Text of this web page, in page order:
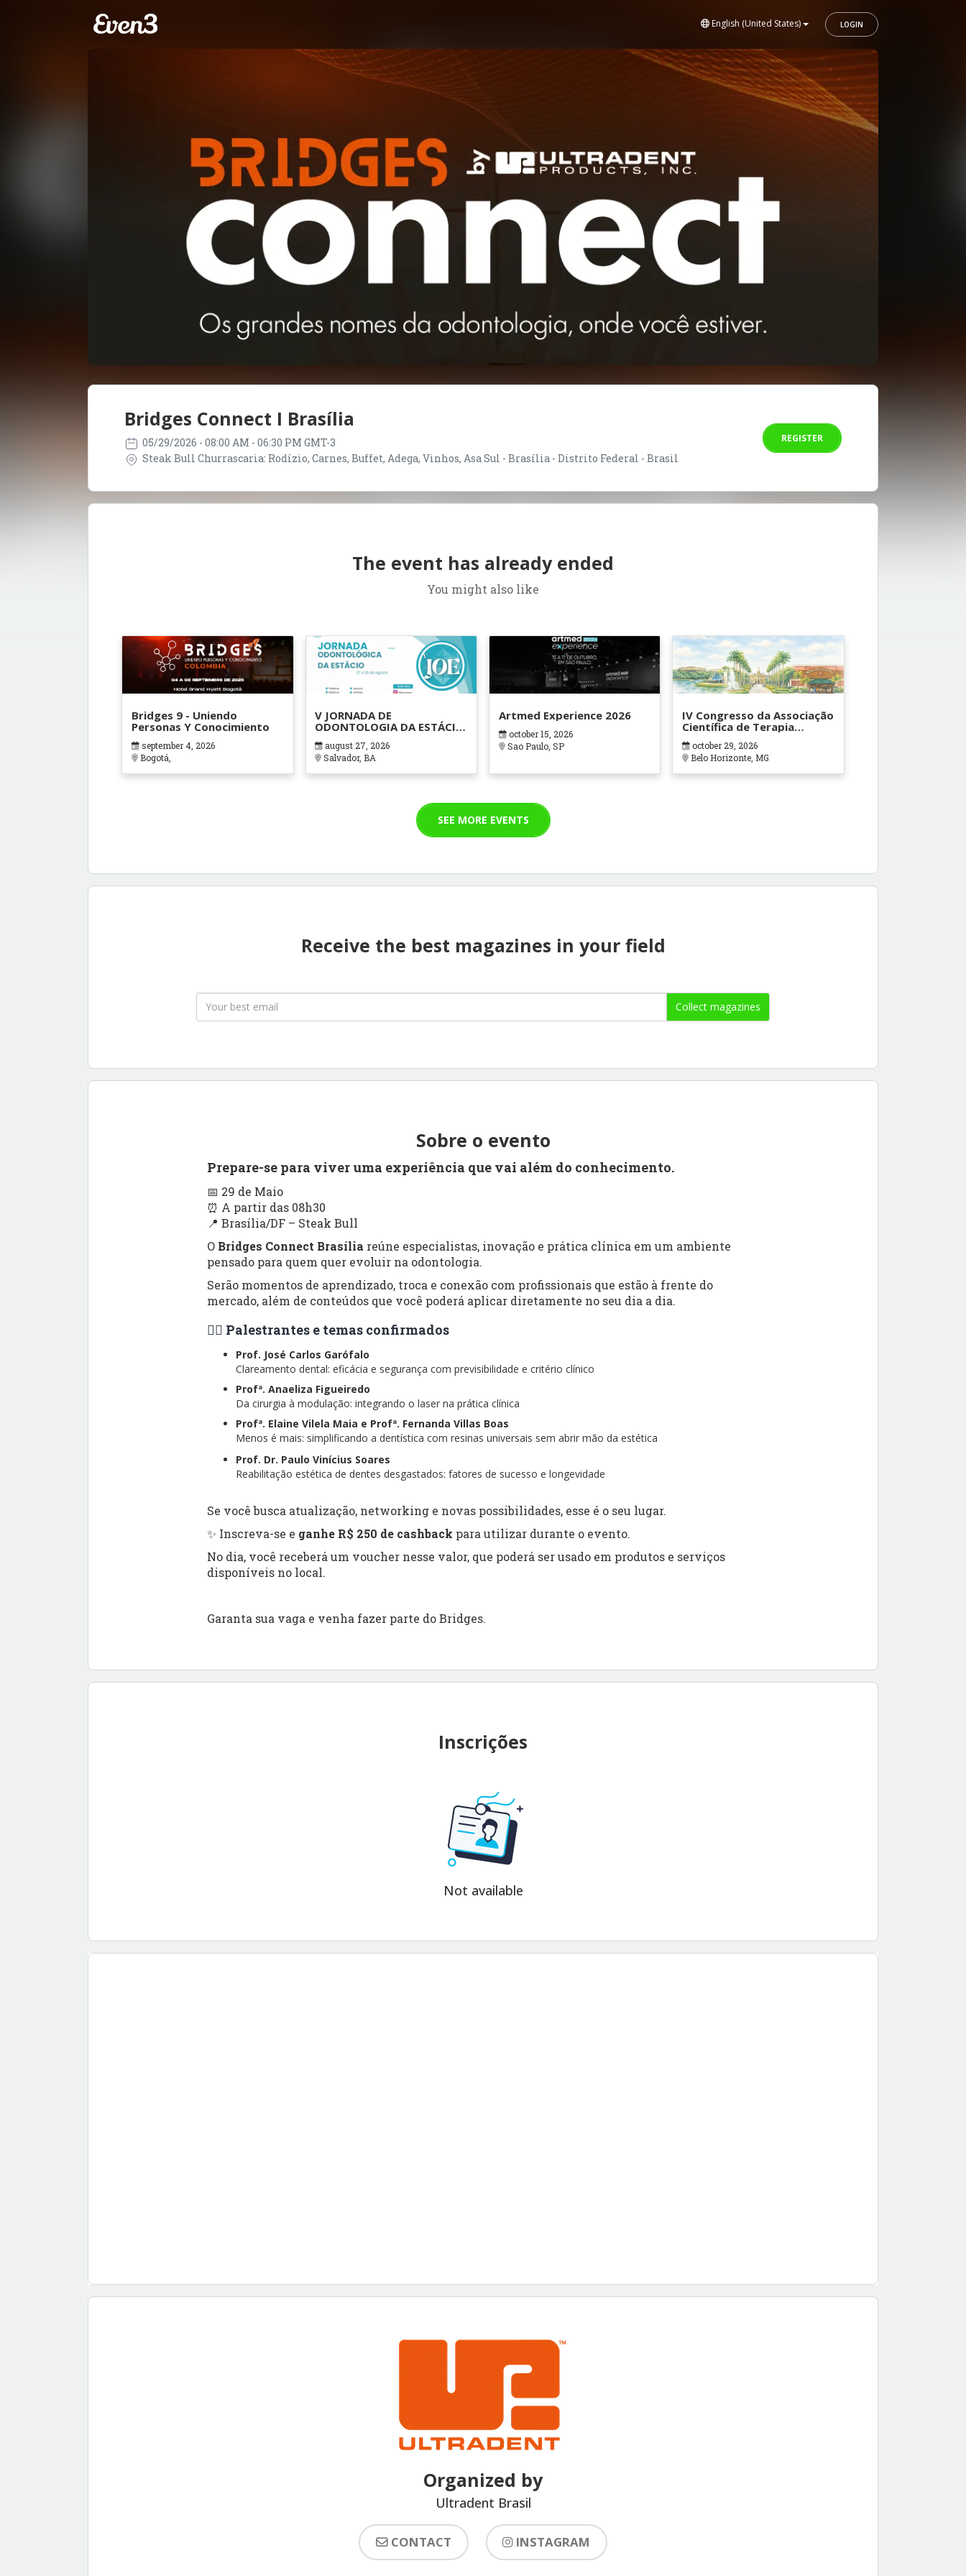
English (United States) LOGIN
Bridges Connect I Brasília
05/29/2026 - 08:00 AM - 06:30 PM GMT-3
Steak Bull Churrascaria: Rodízio, Carnes, Buffet, Adega, Vinhos, Asa Sul - Brasília - Distrito Federal - Brasil
REGISTER
The event has already ended
You might also like
Bridges 9 - Uniendo
Personas Y Conocimiento
september 4, 2026
Bogotá,
V JORNADA DE
ODONTOLOGIA DA ESTÁCIO
BAHIA
august 27, 2026
Salvador, BA
Artmed Experience 2026
october 15, 2026
Sao Paulo, SP
IV Congresso da Associação
Científica de Terapia
Ocupacional em Contextos
Hospitalares e Cuidados
Paliativos - ATOHOSP
october 29, 2026
Belo Horizonte, MG
SEE MORE EVENTS
Receive the best magazines in your field
Collect magazines
Sobre o evento
Prepare-se para viver uma experiência que vai além do conhecimento.
📅 29 de Maio
⏰ A partir das 08h30
📍 Brasília/DF – Steak Bull
O Bridges Connect Brasília reúne especialistas, inovação e prática clínica em um ambiente
pensado para quem quer evoluir na odontologia.
Serão momentos de aprendizado, troca e conexão com profissionais que estão à frente do
mercado, além de conteúdos que você poderá aplicar diretamente no seu dia a dia.
👨‍⚕️ Palestrantes e temas confirmados
Prof. José Carlos Garófalo
Clareamento dental: eficácia e segurança com previsibilidade e critério clínico
Profª. Anaeliza Figueiredo
Da cirurgia à modulação: integrando o laser na prática clínica
Profª. Elaine Vilela Maia e Profª. Fernanda Villas Boas
Menos é mais: simplificando a dentística com resinas universais sem abrir mão da estética
Prof. Dr. Paulo Vinícius Soares
Reabilitação estética de dentes desgastados: fatores de sucesso e longevidade
Se você busca atualização, networking e novas possibilidades, esse é o seu lugar.
✨ Inscreva-se e ganhe R$ 250 de cashback para utilizar durante o evento.
No dia, você receberá um voucher nesse valor, que poderá ser usado em produtos e serviços
disponíveis no local.
Garanta sua vaga e venha fazer parte do Bridges.
Inscrições
Not available
Organized by
Ultradent Brasil
CONTACT INSTAGRAM